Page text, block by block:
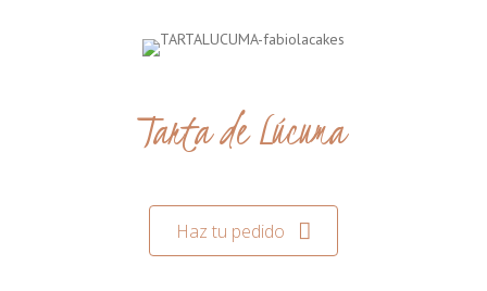
Tarta de Lúcuma
Haz tu pedido